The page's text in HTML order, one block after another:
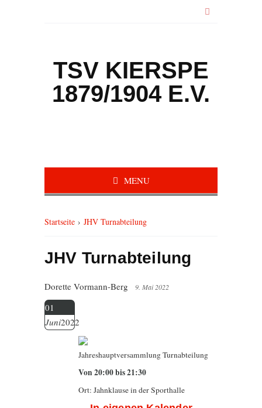
TSV KIERSPE
1879/1904 E.V.
MENU
Startseite › JHV Turnabteilung
JHV Turnabteilung
Dorette Vormann-Berg 9. Mai 2022
01
Juni2022
Jahreshauptversammlung Turnabteilung
Von 20:00 bis 21:30
Ort: Jahnklause in der Sporthalle